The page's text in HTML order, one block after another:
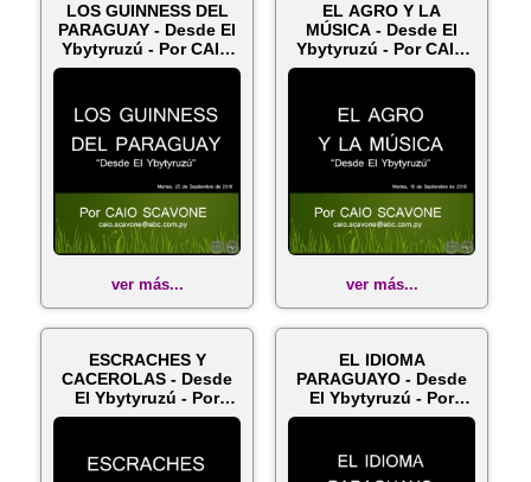
LOS GUINNESS DEL
PARAGUAY - Desde El
Ybytyruzú - Por CAIO
SCAVONE...
ver más...
EL AGRO Y LA
MÚSICA - Desde El
Ybytyruzú - Por CAIO
SCAVONE - Mar...
ver más...
ESCRACHES Y
CACEROLAS - Desde
El Ybytyruzú - Por
CAIO SCAVONE - M...
EL IDIOMA
PARAGUAYO - Desde
El Ybytyruzú - Por
CAIO SCAVONE - Mar...